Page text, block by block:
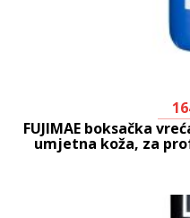
FUJIMAE boksačka
umjetna koža, za